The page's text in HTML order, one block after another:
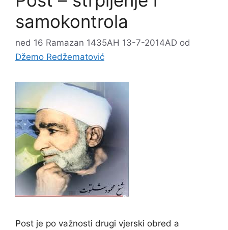
samokontrola
ned 16 Ramazan 1435AH 13-7-2014AD od
Džemo Redžematović
Post je po važnosti drugi vjerski obred a